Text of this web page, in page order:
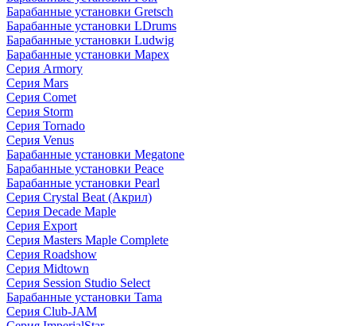
Барабанные установки Gretsch
Барабанные установки LDrums
Барабанные установки Ludwig
Барабанные установки Mapex
Серия Armory
Серия Mars
Серия Comet
Серия Storm
Серия Tornado
Серия Venus
Барабанные установки Megatone
Барабанные установки Peace
Барабанные установки Pearl
Серия Crystal Beat (Акрил)
Серия Decade Maple
Серия Export
Серия Masters Maple Complete
Серия Roadshow
Серия Midtown
Серия Session Studio Select
Барабанные установки Tama
Серия Club-JAM